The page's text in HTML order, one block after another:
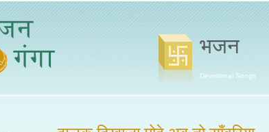
भजन
Devotional Songs